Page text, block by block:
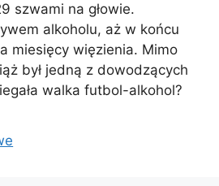
szwami na głowie.
alkoholu, aż w końcu
miesięcy więzienia. Mimo
był jedną z dowodzących
walka futbol-alkohol?